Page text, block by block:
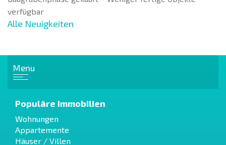
verfügbar
Alle Neuigkeiten
Menu
Populäre Immobilien
Wohnungen
Appartemente
Häuser / Villen